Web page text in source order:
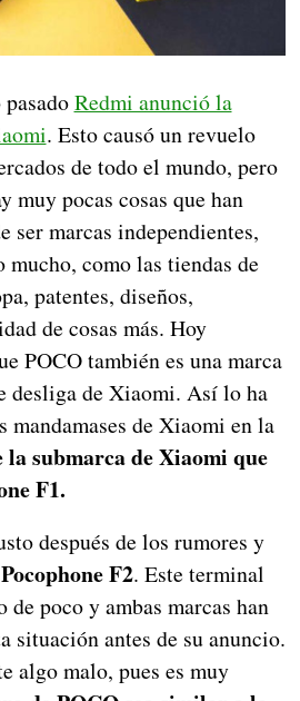
Redmi anunció la
. Esto causó un revuelo
de todo el mundo, pero
muy pocas cosas que han
ser marcas independientes,
como las tiendas de
patentes, diseños,
de cosas más. Hoy
POCO también es una marca
desliga de Xiaomi. Así lo ha
mandamases de Xiaomi en la
la submarca de Xiaomi que
F1.
después de los rumores y
Pocophone F2. Este terminal
de poco y ambas marcas han
situación antes de su anuncio.
algo malo, pues es muy